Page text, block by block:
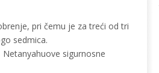
pri čemu je za treći od tri
sedmica.
sigurnosne